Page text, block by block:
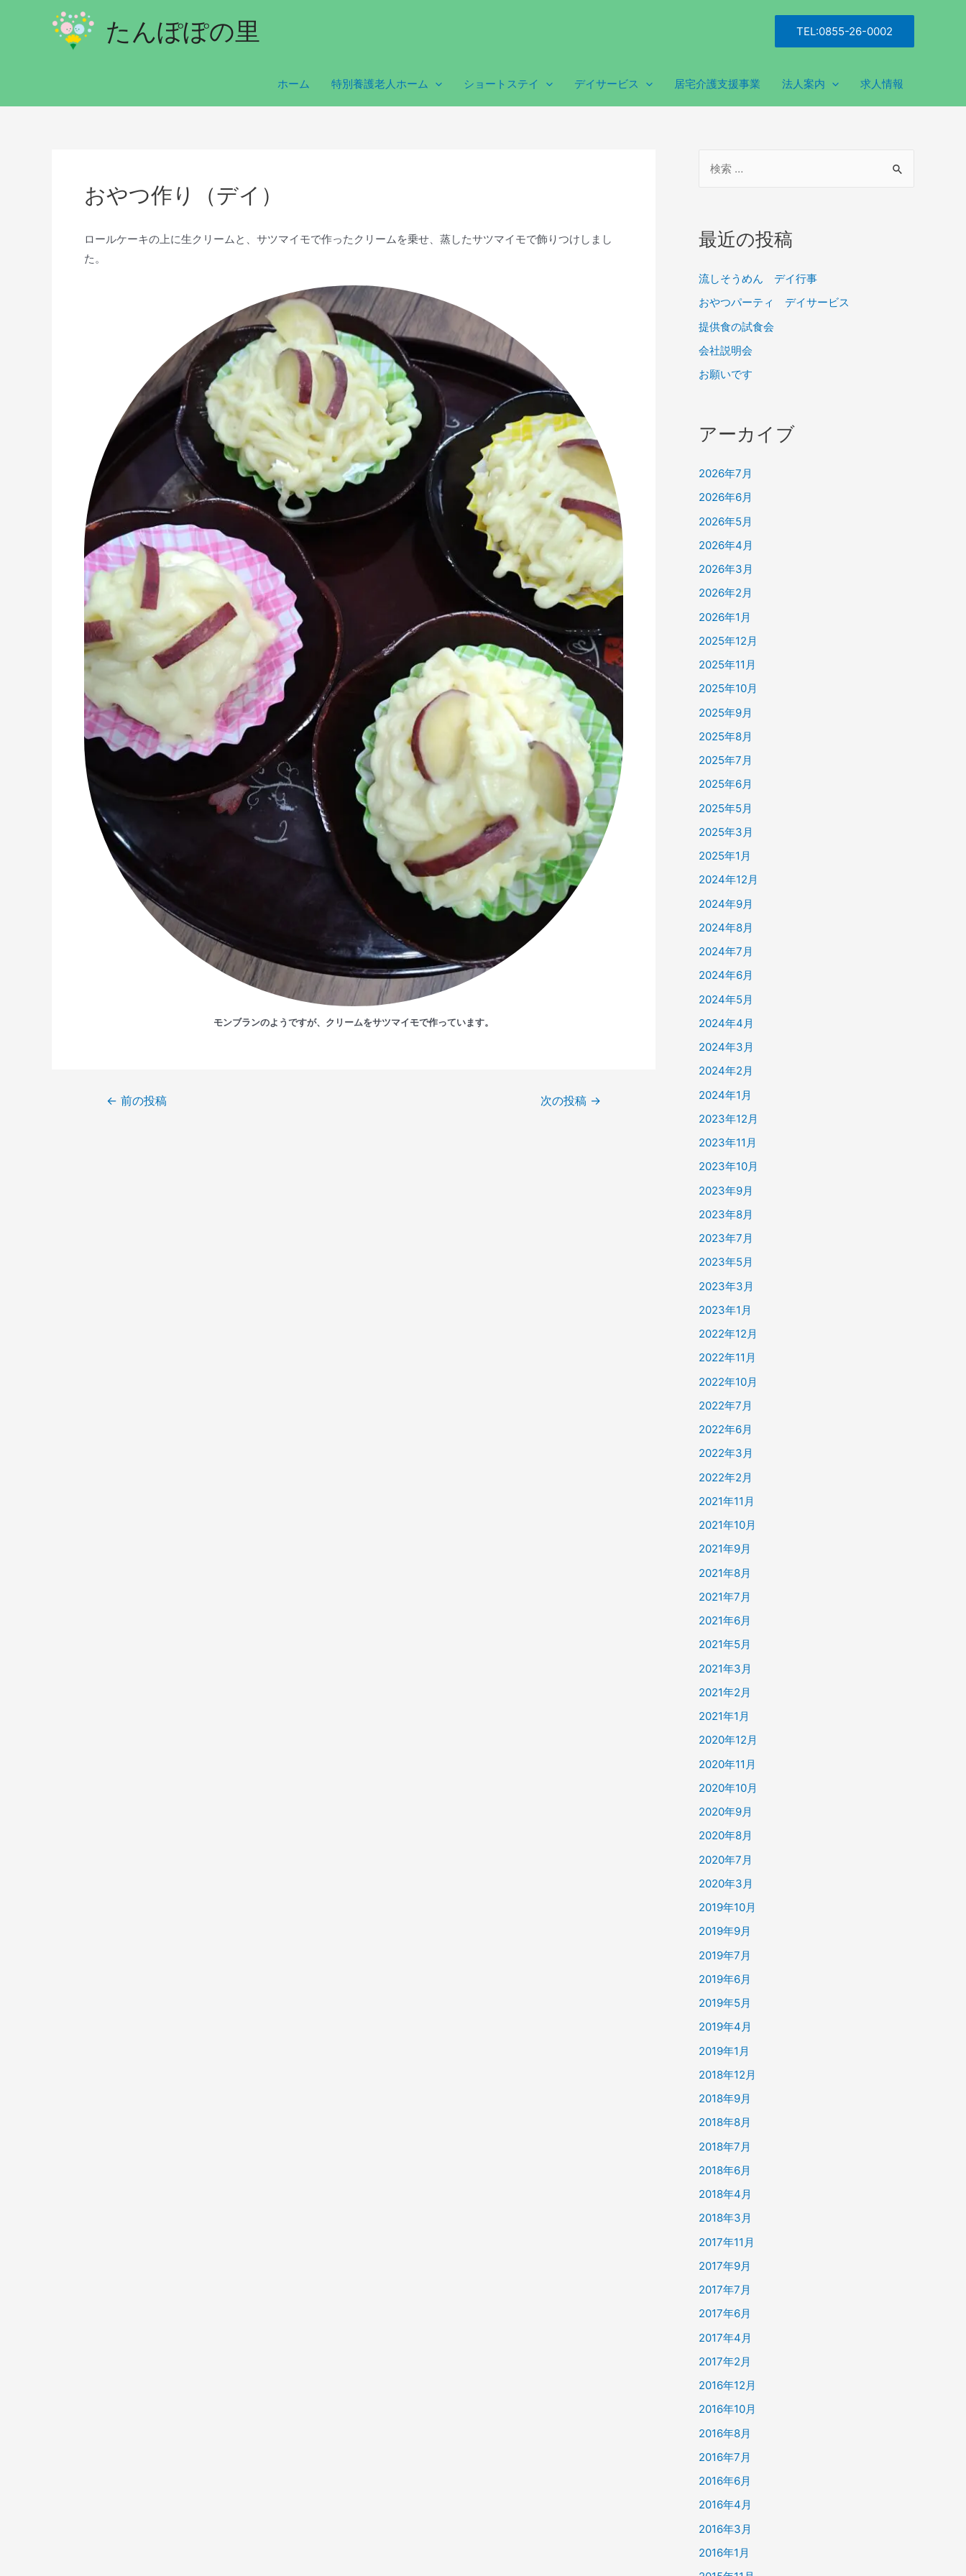
たんぽぽの里 TEL:0855-26-0002
ホーム 特別養護老人ホーム ショートステイ デイサービス 居宅介護支援事業 法人案内 求人情報
おやつ作り（デイ）
ロールケーキの上に生クリームと、サツマイモで作ったクリームを乗せ、蒸したサツマイモで飾りつけしまし
た。
モンブランのようですが、クリームをサツマイモで作っています。
← 前の投稿 次の投稿 →
最近の投稿
流しそうめん デイ行事
おやつパーティ デイサービス
提供食の試食会
会社説明会
お願いです
アーカイブ
2026年7月
2026年6月
2026年5月
2026年4月
2026年3月
2026年2月
2026年1月
2025年12月
2025年11月
2025年10月
2025年9月
2025年8月
2025年7月
2025年6月
2025年5月
2025年3月
2025年1月
2024年12月
2024年9月
2024年8月
2024年7月
2024年6月
2024年5月
2024年4月
2024年3月
2024年2月
2024年1月
2023年12月
2023年11月
2023年10月
2023年9月
2023年8月
2023年7月
2023年5月
2023年3月
2023年1月
2022年12月
2022年11月
2022年10月
2022年7月
2022年6月
2022年3月
2022年2月
2021年11月
2021年10月
2021年9月
2021年8月
2021年7月
2021年6月
2021年5月
2021年3月
2021年2月
2021年1月
2020年12月
2020年11月
2020年10月
2020年9月
2020年8月
2020年7月
2020年3月
2019年10月
2019年9月
2019年7月
2019年6月
2019年5月
2019年4月
2019年1月
2018年12月
2018年9月
2018年8月
2018年7月
2018年6月
2018年4月
2018年3月
2017年11月
2017年9月
2017年7月
2017年6月
2017年4月
2017年2月
2016年12月
2016年10月
2016年8月
2016年7月
2016年6月
2016年4月
2016年3月
2016年1月